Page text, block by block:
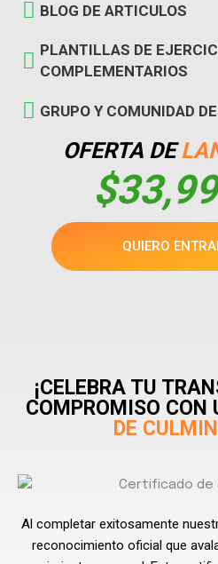
BLOG DE ARTICULOS
PLANTILLAS DE
COMPLEMENTARIOS
GRUPO Y COMUNIDAD
OFERTA DE
QUIERO
¡CELEBRA TU
COMPROMISO CON
DE
Al completar exitosamente
reconocimiento oficial que